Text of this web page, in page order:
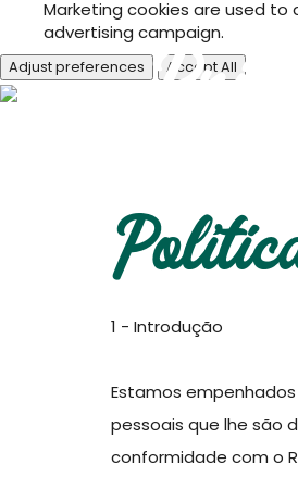
Marketing cookies are used
advertising campaign.
Adjust preferences Accept All
1 - Introdução
Estamos
pessoais que lhe são
conformidade com o